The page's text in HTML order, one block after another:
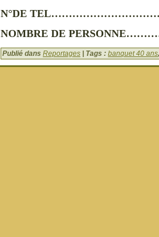
N°DE
NOMBRE DE
Publié dans Reportages | Tags : banquet 40 ans,